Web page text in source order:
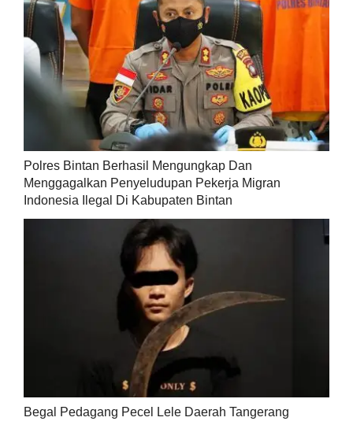
Polres Bintan Berhasil Mengungkap Dan
Menggagalkan Penyeludupan Pekerja Migran
Indonesia Ilegal Di Kabupaten Bintan
Begal Pedagang Pecel Lele Daerah Tangerang